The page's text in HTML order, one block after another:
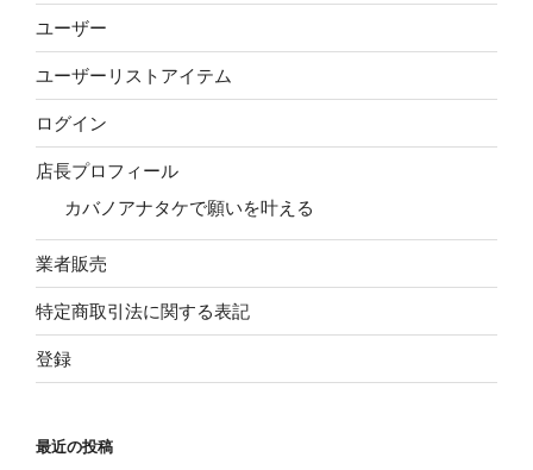
ユーザー
ユーザーリストアイテム
ログイン
店長プロフィール
カバノアナタケで願いを叶える
業者販売
特定商取引法に関する表記
登録
最近の投稿